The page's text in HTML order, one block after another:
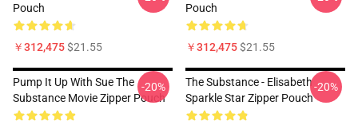
Pouch
￥312,475$21.55
Pouch
￥312,475$21.55
Pump It Up With Sue The
Substance Movie Zipper Pouch
-20%
The Substance - Elisabeth
Sparkle Star Zipper Pouch
-20%